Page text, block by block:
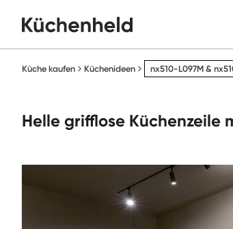
Küche kaufen Küchenideen nx510-L097M &
Helle grifflose Küchenzeile